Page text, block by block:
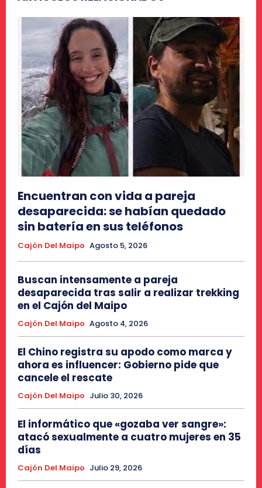
Encuentran con vida a pareja
desaparecida: se habían quedado
sin batería en sus teléfonos
Cajón Del Maipo Agosto 5, 2026
Buscan intensamente a pareja
desaparecida tras salir a realizar trekking
en el Cajón del Maipo
Cajón Del Maipo Agosto 4, 2026
El Chino registra su apodo como marca y
ahora es influencer: Gobierno pide que
cancele el rescate
Cajón Del Maipo Julio 30, 2026
El informático que «gozaba ver sangre»:
atacó sexualmente a cuatro mujeres en 35
días
Cajón Del Maipo Julio 29, 2026